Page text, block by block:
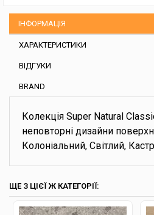
ІНФОРМАЦІЯ
ХАРАКТЕРИСТИКИ
ВІДГУКИ
BRAND
Колекція Super Natural
неповторні дизайни
Колоніальний, Світлий, Кастр
ЩЕ З ЦІЄЇ Ж КАТЕГОРІЇ: